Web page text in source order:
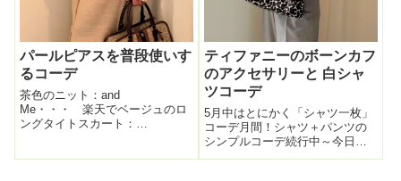
パールピアスを普段使いす
るコーデ
茶色のニット：and
Me・・・ 楽天でベージュのロ
ングタイトスカート：
ティファニーのボーンカフ
のアクセサリーと 白シャ
ツコーデ
5月中はとにかく「シャツ一枚」
コーデ月間！シャツ＋パンツの
シンプルコーデ続行中～今日の
白シャツは何年も着ている